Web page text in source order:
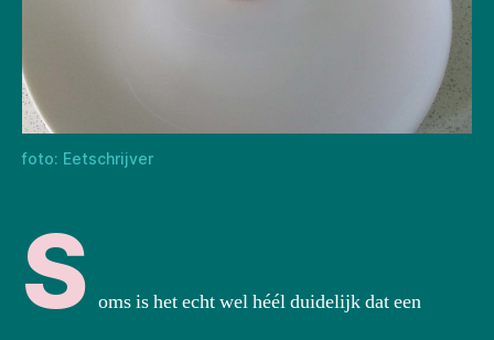
foto: Eetschrijver
S oms is het echt wel héél duidelijk dat een